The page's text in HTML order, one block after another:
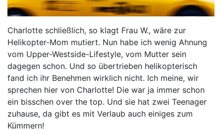
Charlotte schließlich, so klagt Frau W., wäre zur
Helikopter-Mom mutiert. Nun habe ich wenig Ahnung
vom Upper-Westside-Lifestyle, vom Mutter sein
dagegen schon. Und so übertrieben helikopterisch
fand ich ihr Benehmen wirklich nicht. Ich meine, wir
sprechen hier von Charlotte! Die war ja immer schon
ein bisschen over the top. Und sie hat zwei Teenager
zuhause, da gibt es mit Verlaub auch einiges zum
Kümmern!